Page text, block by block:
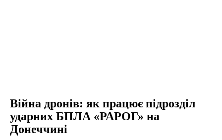
Війна дронів: як працює підрозділ
ударних БПЛА «РАРОГ» на
Донеччині